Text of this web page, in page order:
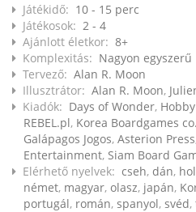
Játékidő: 10 - 15 perc
Játékosok: 2 - 4
Ajánlott életkor: 8+
Komplexitás: Nagyon egyszerű
Tervező: Alan R. Moon
Illusztrátor: Alan R. Moon,
Kiadók: Days of Wonder,
REBEL.pl, Korea Boardgames
Galápagos Jogos, Asterion Press
Entertainment, Siam Board
Elérhető nyelvek: cseh, dán,
német, magyar, olasz, japán,
portugál, román, spanyol, svéd,